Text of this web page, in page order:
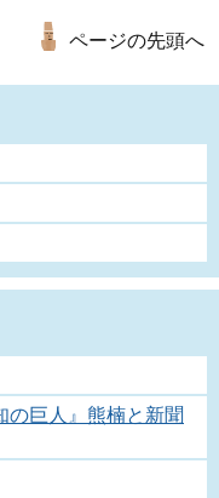
ページの先頭へ
の巨人』熊楠と新聞